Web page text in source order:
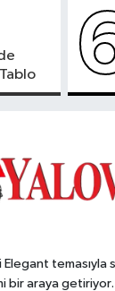
Elegant
bir araya getiriyor.